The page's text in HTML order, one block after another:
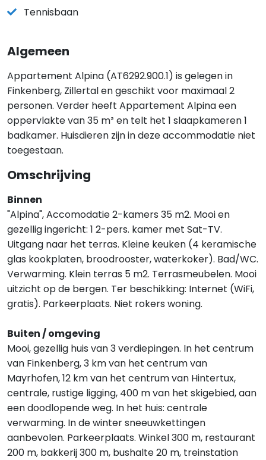
Tennisbaan
Algemeen
Appartement Alpina (AT6292.900.1) is gelegen in
Finkenberg, Zillertal en geschikt voor maximaal 2
personen. Verder heeft Appartement Alpina een
oppervlakte van 35 m² en telt het 1 slaapkameren 1
badkamer. Huisdieren zijn in deze accommodatie niet
toegestaan.
Omschrijving
Binnen
"Alpina", Accomodatie 2-kamers 35 m2. Mooi en
gezellig ingericht: 1 2-pers. kamer met Sat-TV.
Uitgang naar het terras. Kleine keuken (4 keramische
glas kookplaten, broodrooster, waterkoker). Bad/WC.
Verwarming. Klein terras 5 m2. Terrasmeubelen. Mooi
uitzicht op de bergen. Ter beschikking: Internet (WiFi,
gratis). Parkeerplaats. Niet rokers woning.
Buiten / omgeving
Mooi, gezellig huis van 3 verdiepingen. In het centrum
van Finkenberg, 3 km van het centrum van
Mayrhofen, 12 km van het centrum van Hintertux,
centrale, rustige ligging, 400 m van het skigebied, aan
een doodlopende weg. In het huis: centrale
verwarming. In de winter sneeuwkettingen
aanbevolen. Parkeerplaats. Winkel 300 m, restaurant
200 m, bakkerij 300 m, bushalte 20 m, treinstation